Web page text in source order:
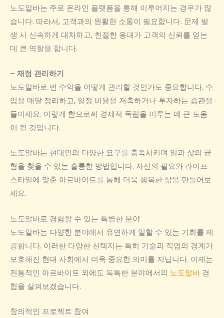
노도알바는 주로 온라인 플랫폼을 통해 이루어지는 경우가 많
습니다. 따라서, 고객과의 원활한 소통이 필요합니다. 문제 발
생 시 신속하게 대처하고, 친절한 응대가 고객의 신뢰를 얻는
데 큰 역할을 합니다.
– 재정 관리하기
노도알바로 번 수익을 어떻게 관리할 것인가도 중요합니다. 수
입을 매달 정리하고, 일정 비율을 저축하거나 투자하는 습관을
들이세요. 이렇게 함으로써 경제적 독립을 이루는 데 큰 도움
이 될 것입니다.
노도알바는 현대인의 다양한 요구를 충족시키며 일과 삶의 균
형을 찾을 수 있는 훌륭한 방법입니다. 자신의 필요와 라이프
스타일에 맞춘 아르바이트를 통해 더욱 행복한 삶을 만들어보
세요.
노도알바로 경험할 수 있는 특별한 분야
노도알바는 다양한 분야에서 유연하게 일할 수 있는 기회를 제
공합니다. 이러한 다양한 선택지는 특히 기술과 직업의 경계가
모호해진 현대 사회에서 더욱 중요한 의미를 지닙니다. 이제는
전통적인 아르바이트 외에도 독특한 분야에서의 노도알바 경
험을 살펴보겠습니다.
창의적인 프로젝트 참여